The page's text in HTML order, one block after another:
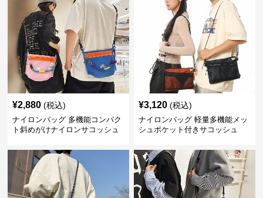
¥2,880 (税込)
ナイロンバッグ 多機能コンパク
ト斜めがけナイロンサコッシュ
¥3,120 (税込)
ナイロンバッグ 軽量多機能メッ
シュポケット付きサコッシュ